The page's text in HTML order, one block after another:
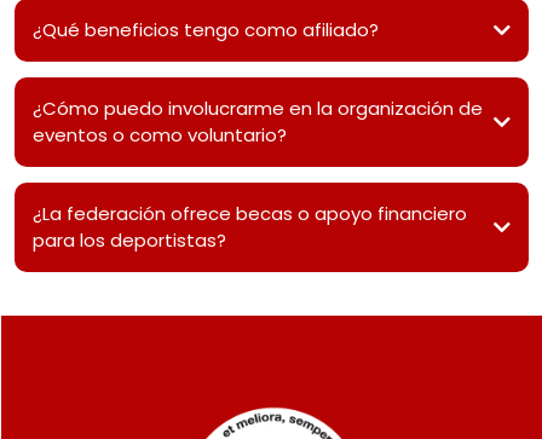
membresia@femexpole.org.mx
¿Qué beneficios tengo como afiliado?
¿Cómo puedo involucrarme en la organización de
eventos o como voluntario?
info@femexpole.org.mx
¿La federación ofrece becas o apoyo financiero
para los deportistas?